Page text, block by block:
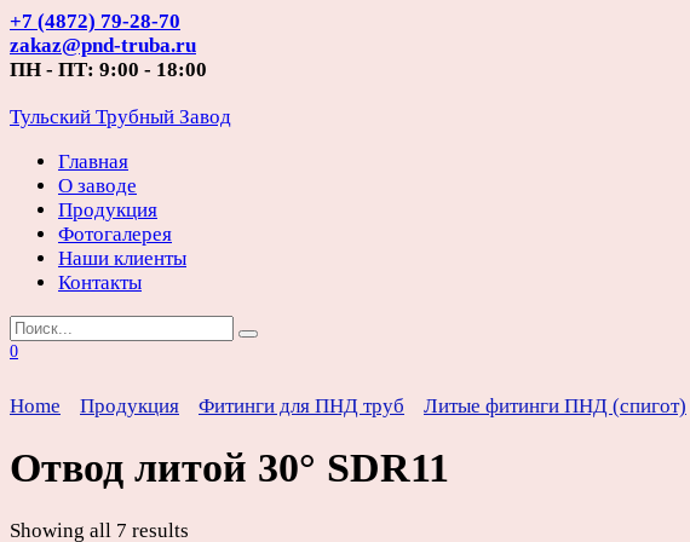
Перейти
к
содержанию
+7 (4872) 79-28-70
zakaz@pnd-truba.ru
ПН - ПТ: 9:00 - 18:00
Тульский Трубный Завод
Главная
О заводе
Продукция
Фотогалерея
Наши клиенты
Контакты
Search
for:
0
Home Продукция Фитинги для ПНД труб Литые фитинги ПНД (спигот)
Отвод литой 30° SDR11
Showing all 7 results